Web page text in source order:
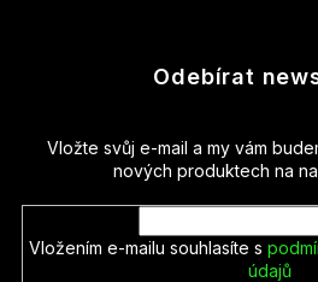
Odebírat
Vložte svůj e-mail a my vám
nových produktech na
Vložením e-mailu souhlasíte s
údajů